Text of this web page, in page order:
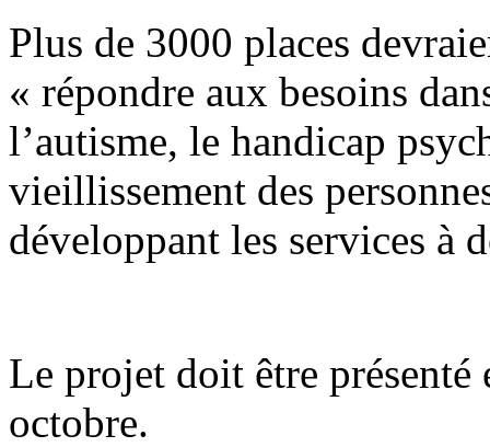
Plus de 3000 places
« répondre aux besoins
l’autisme, le handicap
vieillissement des
développant les services à
Le projet doit être
octobre.